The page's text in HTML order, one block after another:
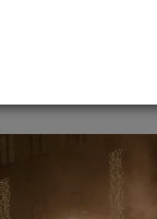
Show Acts
Mittelalter,